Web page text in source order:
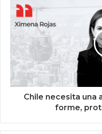
Chile necesita una
forme,